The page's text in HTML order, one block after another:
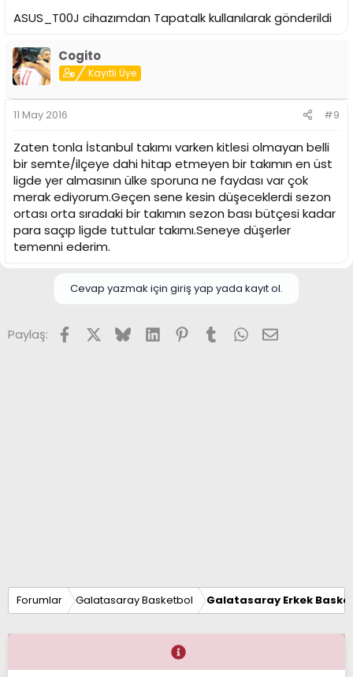
ASUS_T00J cihazımdan Tapatalk kullanılarak gönderildi
Cogito
Kayıtlı Üye
11 May 2016 #9
Zaten tonla İstanbul takımı varken kitlesi olmayan belli
bir semte/ilçeye dahi hitap etmeyen bir takımın en üst
ligde yer almasının ülke sporuna ne faydası var çok
merak ediyorum.Geçen sene kesin düşeceklerdi sezon
ortası orta sıradaki bir takımın sezon bası bütçesi kadar
para saçıp ligde tuttular takımı.Seneye düşerler
temenni ederim.
Cevap yazmak için giriş yap yada kayıt ol.
Paylaş: FacebookX (Twitter)
BlueskyLinkedInPinterest
TumblrWhatsApp
E-posta
Forumlar Galatasaray Basketbol Galatasaray Erkek